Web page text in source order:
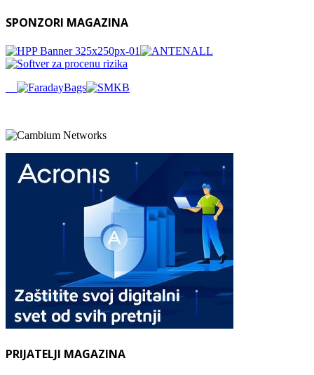
SPONZORI MAGAZINA
PRIJATELJI MAGAZINA